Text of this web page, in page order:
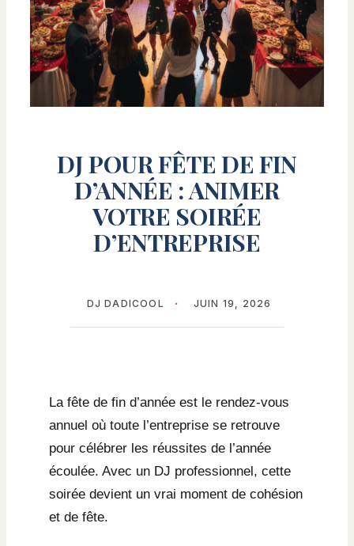
DJ POUR FÊTE DE FIN
D’ANNÉE : ANIMER
VOTRE SOIRÉE
D’ENTREPRISE
DJ DADICOOL JUIN 19, 2026
La fête de fin d’année est le rendez-vous
annuel où toute l’entreprise se retrouve
pour célébrer les réussites de l’année
écoulée. Avec un DJ professionnel, cette
soirée devient un vrai moment de cohésion
et de fête.